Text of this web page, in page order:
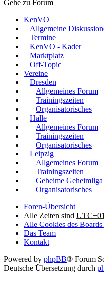
Gehe zu Forum
KenVO
Allgemeine
Termine
KenVO - Kader
Marktplatz
Off-Topic
Vereine
Dresden
Allgemeines Forum
Trainingszeiten
Organisatorisches
Halle
Allgemeines Forum
Trainingszeiten
Organisatorisches
Leipzig
Allgemeines Forum
Trainingszeiten
Geheime Geheimliga
Organisatorisches
Foren-Übersicht
Alle Zeiten sind
Alle Cookies des Boards
Das Team
Kontakt
Powered by phpBB® Forum
Deutsche Übersetzung durch